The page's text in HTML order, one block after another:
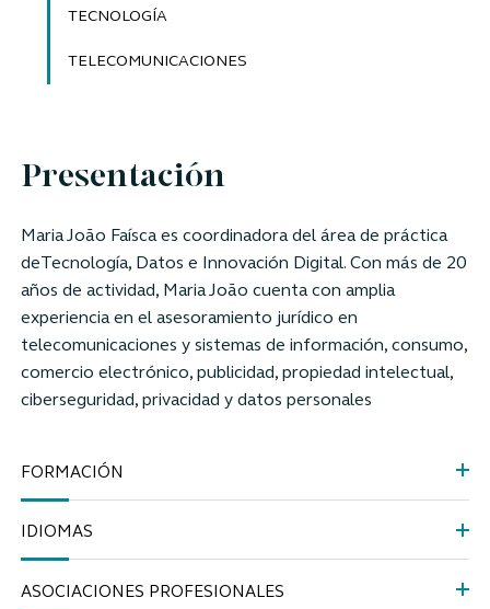
TECNOLOGÍA
TELECOMUNICACIONES
Presentación
Maria João Faíscaes coordinadora del área de práctica
deTecnología, Datos e Innovación Digital. Con más de 20
años de actividad, Maria João cuenta con amplia
experiencia en el asesoramiento jurídico en
telecomunicaciones y sistemas de información, consumo,
comercio electrónico, publicidad, propiedad intelectual,
ciberseguridad, privacidad y datos personales
FORMACIÓN
IDIOMAS
ASOCIACIONES PROFESIONALES